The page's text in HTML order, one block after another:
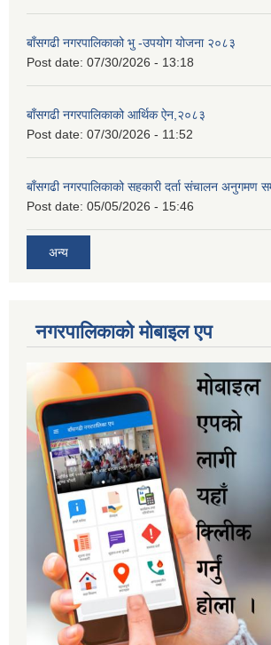
बाँसगढी नगरपालिकाको भु -उपयोग योजना २०८३
Post date: 07/30/2026 - 13:18
बाँसगढी नगरपालिकाको आर्थिक ऐन,२०८३
Post date: 07/30/2026 - 11:52
बाँसगढी नगरपालिकाको सहकारी दर्ता संचालन अनुगमण
Post date: 05/05/2026 - 15:46
अन्य
नगरपालिकाकाे माेबाइल एप